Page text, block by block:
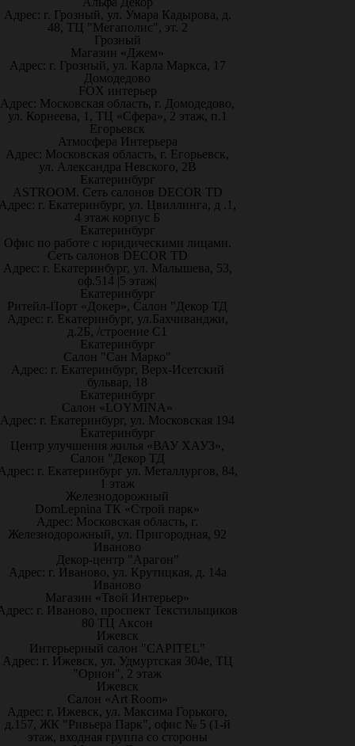
Адрес: г. Грозный, ул. Умара Кадырова, д.
48, ТЦ "Мегаполис", эт. 2
Грозный
Магазин «Джем»
Адрес: г. Грозный, ул. Карла Маркса, 17
Домодедово
FOX интерьер
Адрес: Московская область, г. Домодедово,
ул. Корнеева, 1, ТЦ «Сфера», 2 этаж, п.1
Егорьевск
Атмосфера Интерьера
Адрес: Московская область, г. Егорьевск,
ул. Александра Невского, 2В
Екатеринбург
ASTROOM. Сеть салонов DECOR TD
г. Екатеринбург, ул. Цвиллинга, д .1,
4 этаж корпус Б
Екатеринбург
Офис по работе с юридическими лицами.
Сеть салонов DECOR TD
Адрес: г. Екатеринбург, ул. Малышева, 53,
оф.514 |5 этаж|
Екатеринбург
Ритейл-Порт «Докер», Салон "Декор ТД
Адрес: г. Екатеринбург, ул.Бахчиванджи,
д.2Б, /строение С1
Екатеринбург
Салон "Сан Марко"
Адрес: г. Екатеринбург, Верх-Исетский
бульвар, 18
Екатеринбург
Салон «LOYMINA»
Адрес: г. Екатеринбург, ул. Московская 194
Екатеринбург
Центр улучшения жилья «ВАУ ХАУЗ»,
Салон "Декор ТД
г. Екатеринбург ул. Металлургов, 84,
1 этаж
Железнодорожный
DomLepnina ТК «Строй парк»
Адрес: Московская область, г.
Железнодорожный, ул. Пригородная, 92
Иваново
Декор-центр "Арагон"
Адрес: г. Иваново, ул. Крутицкая, д. 14а
Иваново
Магазин «Твой Интерьер»
г. Иваново, проспект Текстильщиков
80 ТЦ Аксон
Ижевск
Интерьерный салон "CAPITEL"
Адрес: г. Ижевск, ул. Удмуртская 304е, ТЦ
"Орион", 2 этаж
Ижевск
Салон «Art Room»
Адрес: г. Ижевск, ул. Максима Горького,
д.157, ЖК "Ривьера Парк", офис № 5 (1-й
этаж, входная группа со стороны